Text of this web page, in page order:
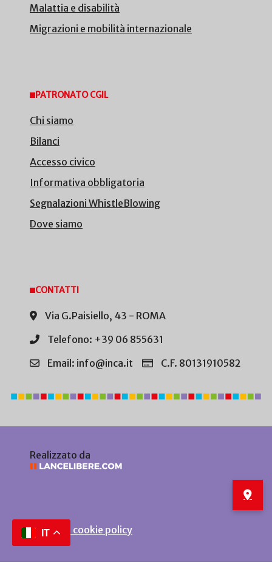
Malattia e disabilità
Migrazioni e mobilità internazionale
PATRONATO CGIL
Chi siamo
Bilanci
Accesso civico
Informativa obbligatoria
Segnalazioni WhistleBlowing
Dove siamo
CONTATTI
Via G.Paisiello, 43 - ROMA
Telefono: +39 06 855631
Email: info@inca.it
C.F. 80131910582
Realizzato da
Privacy e cookie policy
IT